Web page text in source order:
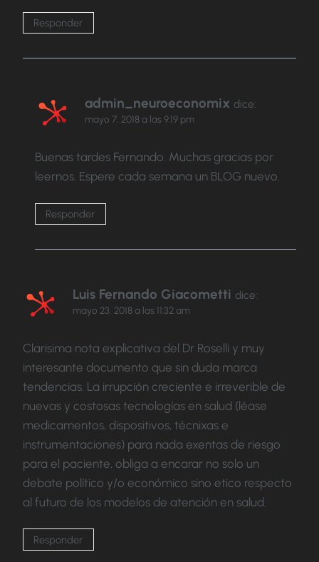
Responder
admin_neuroeconomix dice:
mayo 7, 2018 a las 9:19 pm
Buenas tardes Fernando. Muchas gracias por
leernos. Espere cada semana un BLOG nuevo.
Responder
Luis Fernando Giacometti dice:
mayo 23, 2018 a las 11:32 am
Clarisima nota explicativa del Dr Roselli y muy
interesante documento que sin duda marca
tendencias. La irrupción creciente e irreverible de
nuevas y costosas tecnologías en salud (léase
medicamentos, dispositivos, técnixas e
instrumentaciones) para nada exentas de riesgo
para el paciente, obliga a encarar no solo un
debate político y/o económico sino etico respecto
al futuro de los modelos de atención en salud.
Responder